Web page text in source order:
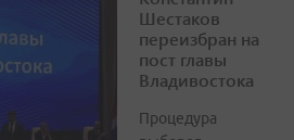
Шестаков
переизбран на
пост главы
Владивостока
Процедура